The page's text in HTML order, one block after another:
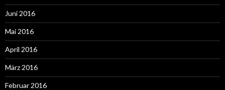
Juni 2016
Mai 2016
April 2016
März 2016
Februar 2016